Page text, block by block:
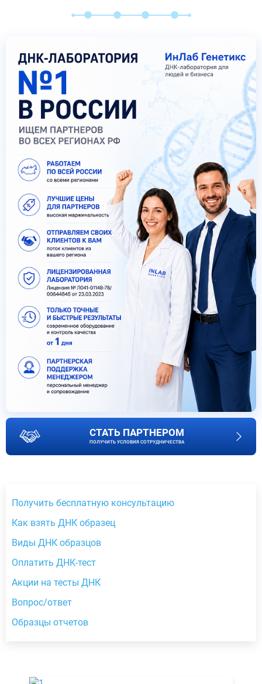
СТАТЬ ПАРТНЕРОМ
ПОЛУЧИТЬ УСЛОВИЯ СОТРУДНИЧЕСТВА
Получить бесплатную консультацию
Как взять ДНК образец
Виды ДНК образцов
Оплатить ДНК-тест
Акции на тесты ДНК
Вопрос/ответ
Образцы отчетов